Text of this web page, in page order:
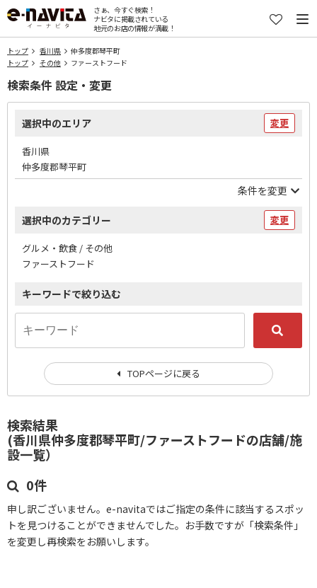
さぁ、今すぐ検索！
ナビタに掲載されている
地元のお店の情報が満載！
トップ 香川県
仲多度郡琴平町
トップ
その他 ファーストフード
検索結果
(香川県仲多度郡琴平町/ファーストフードの店舗/施
設一覧）
0件
申し訳ございません。e-navitaではご指定の条件に該当するスポッ
トを見つけることができませんでした。お手数ですが「検索条件」
を変更し再検索をお願いします。
検索条件 設定・変更
選択中のエリア 変更
香川県
仲多度郡琴平町
条件を変更
選択中のカテゴリー 変更
グルメ・飲食 / その他
ファーストフード
キーワードで絞り込む
TOPページに戻る